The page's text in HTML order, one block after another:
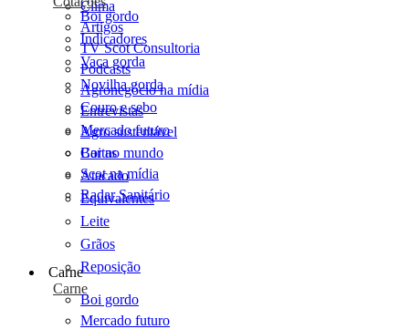
Clima
Artigos
TV Scot Consultoria
Podcasts
Agronegócio na mídia
Entrevistas
Agro sustentável
Cartas
Scot na mídia
Radar Sanitário
Boi gordo
Indicadores
Vaca gorda
Novilha gorda
Couro e sebo
Mercado futuro
Boi no mundo
Atacado
Equivalentes
Leite
Grãos
Reposição
Carne
Carne
Boi gordo
Mercado futuro